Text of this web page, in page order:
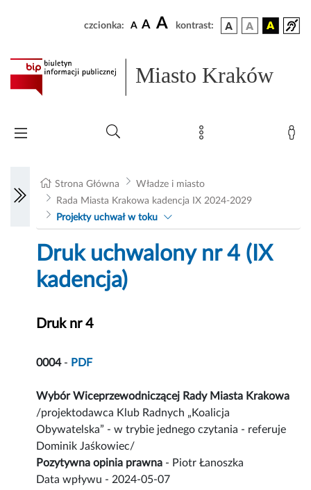
czcionka: A A A kontrast:
Miasto Kraków
Strona Główna
Władze i miasto
Rada Miasta Krakowa kadencja IX 2024-2029
Projekty uchwał w toku
Druk uchwalony nr 4 (IX
kadencja)
Druk nr 4
0004- PDF
Wybór Wiceprzewodniczącej Rady Miasta Krakowa
/projektodawca Klub Radnych „Koalicja
Obywatelska” - w trybie jednego czytania - referuje
Dominik Jaśkowiec/
Pozytywna opinia prawna - Piotr Łanoszka
Data wpływu - 2024-05-07